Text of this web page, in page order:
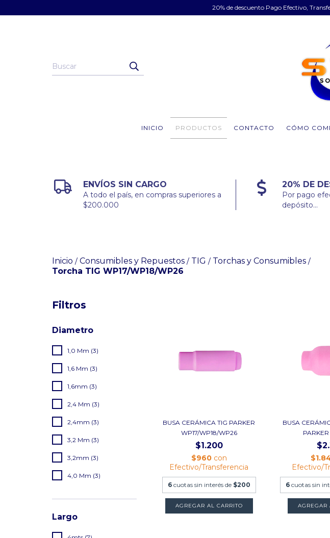
20% de descuento Pago Efectivo,
INICIO PRODUCTOS CONTACTO CÓMO
ENVÍOS SIN CARGO
A todo el país, en compras superiores a
$200.000
20% DE
Por pago
depósito...
Inicio / Consumibles y Repuestos / TIG / Torchas y Consumibles /
Torcha TIG WP17/WP18/WP26
Filtros
Diametro
1,0 Mm (3)
1,6 Mm (3)
1,6mm (3)
2,4 Mm (3)
2,4mm (3)
3,2 Mm (3)
3,2mm (3)
4,0 Mm (3)
Largo
BUSA CERÁMICA TIG PARKER
WP17/WP18/WP26
$1.200
$960 con
Efectivo/Transferencia
6 cuotas sin interés de $200
AGREGAR AL CARRITO
BUSA
PARKER
Efectivo/
6 cuotas sin
AGREGAR